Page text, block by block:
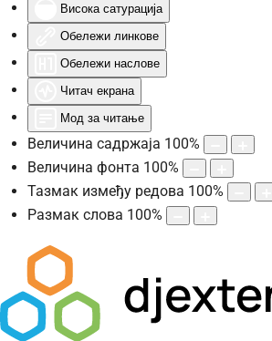
Висока сатурација
Обележи линкове
Обележи наслове
Читач екрана
Мод за читање
Величина садржаја 100%
Величина фонта 100%
Тазмак између редова 100%
Размак слова 100%